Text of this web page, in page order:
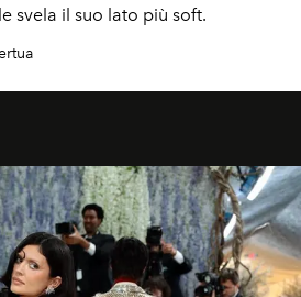
svela il suo lato più soft.